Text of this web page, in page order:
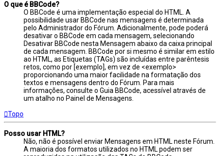
O que é BBCode?
O BBCode é uma implementação especial do HTML. A
possibilidade usar BBCode nas mensagens é determinada
pelo Administrador do Fórum. Adicionalmente, pode poderá
desativar o BBCode em cada mensagem, selecionando
Desativar BBCode nesta Mensagem abaixo da caixa principal
de cada mensagem. BBCode por si mesmo é similar em estilo
ao HTML, as Etiquetas (TAGs) são incluídas entre parêntesis
retos, como por [exemplo], em vez de <exemplo>
proporcionando uma maior facilidade na formatação dos
textos e mensagens dentro do Fórum. Para mais
informações, consulte o Guia BBCode, acessível através de
um atalho no Painel de Mensagens.
Topo
Posso usar HTML?
Não, não é possível enviar Mensagens em HTML neste Fórum.
A maioria dos formatos utilizados no HTML podem ser